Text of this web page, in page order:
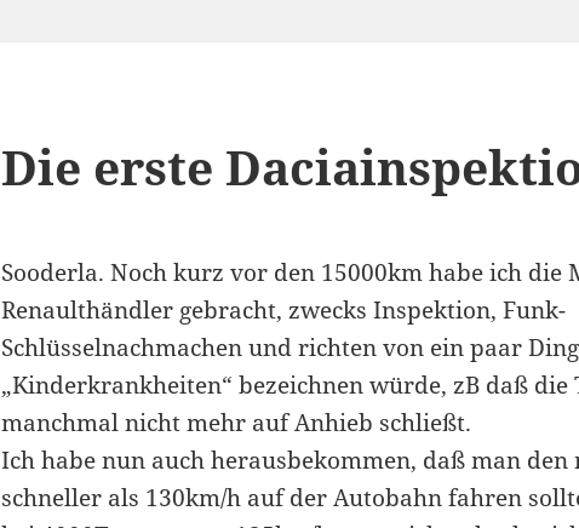
Die erste
Sooderla. Noch kurz vor den 15000km habe ich die
Renaulthändler gebracht, zwecks Inspektion, Funk-
Schlüsselnachmachen und richten von ein paar
„Kinderkrankheiten“ bezeichnen würde, zB daß
manchmal nicht mehr auf Anhieb schließt.
Ich habe nun auch herausbekommen, daß man den
schneller als 130km/h auf der Autobahn fahren